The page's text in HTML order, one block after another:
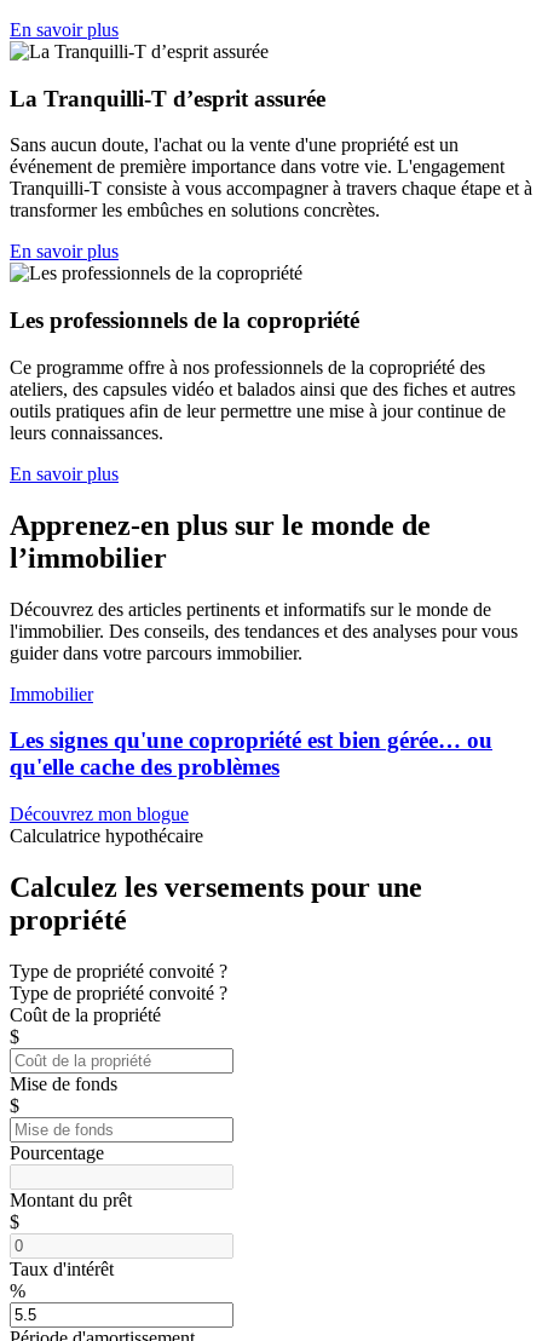
En savoir plus
La Tranquilli-T d’esprit assurée
Sans aucun doute, l'achat ou la vente d'une propriété est un
événement de première importance dans votre vie. L'engagement
Tranquilli-T consiste à vous accompagner à travers chaque étape et à
transformer les embûches en solutions concrètes.
En savoir plus
Les professionnels de la copropriété
Ce programme offre à nos professionnels de la copropriété des
ateliers, des capsules vidéo et balados ainsi que des fiches et autres
outils pratiques afin de leur permettre une mise à jour continue de
leurs connaissances.
En savoir plus
Apprenez-en plus sur le monde de
l’immobilier
Découvrez des articles pertinents et informatifs sur le monde de
l'immobilier. Des conseils, des tendances et des analyses pour vous
guider dans votre parcours immobilier.
Immobilier
Les signes qu'une copropriété est bien gérée… ou
qu'elle cache des problèmes
Découvrez mon blogue
Calculatrice hypothécaire
Calculez les versements pour une
propriété
Type de propriété convoité ?
Type de propriété convoité ?
Coût de la propriété
$
Mise de fonds
$
Pourcentage
Montant du prêt
$
Taux d'intérêt
%